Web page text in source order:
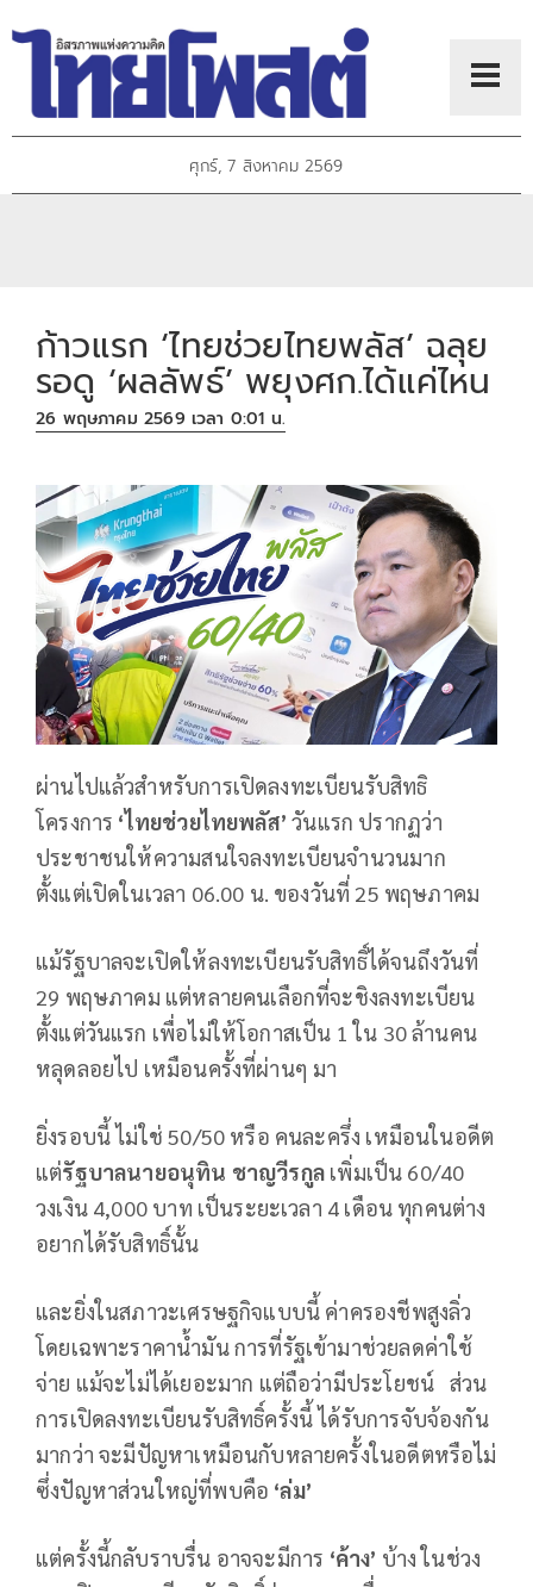
ศุกร์, 7 สิงหาคม 2569
ก้าวแรก ‘ไทยช่วยไทยพลัส’ ฉลุย
รอดู ‘ผลลัพธ์’ พยุงศก.ได้แค่ไหน
26 พฤษภาคม 2569 เวลา 0:01 น.
ผ่านไปแล้วสำหรับการเปิดลงทะเบียนรับสิทธิ
โครงการ ‘ไทยช่วยไทยพลัส’วันแรก ปรากฏว่า
ประชาชนให้ความสนใจลงทะเบียนจำนวนมาก
ตั้งแต่เปิดในเวลา 06.00 น. ของวันที่ 25 พฤษภาคม
แม้รัฐบาลจะเปิดให้ลงทะเบียนรับสิทธิ์ได้จนถึงวันที่
29 พฤษภาคม แต่หลายคนเลือกที่จะชิงลงทะเบียน
ตั้งแต่วันแรก เพื่อไม่ให้โอกาสเป็น 1 ใน 30 ล้านคน
หลุดลอยไป เหมือนครั้งที่ผ่านๆ มา
ยิ่งรอบนี้ ไม่ใช่ 50/50 หรือ คนละครึ่ง เหมือนในอดีต
แต่รัฐบาลนายอนุทิน ชาญวีรกูล เพิ่มเป็น 60/40
วงเงิน 4,000 บาท เป็นระยะเวลา 4 เดือน ทุกคนต่าง
อยากได้รับสิทธิ์นั้น
และยิ่งในสภาวะเศรษฐกิจแบบนี้ ค่าครองชีพสูงลิ่ว
โดยเฉพาะราคาน้ำมัน การที่รัฐเข้ามาช่วยลดค่าใช้
จ่าย แม้จะไม่ได้เยอะมาก แต่ถือว่ามีประโยชน์ ส่วน
การเปิดลงทะเบียนรับสิทธิ์ครั้งนี้ ได้รับการจับจ้องกัน
มากว่า จะมีปัญหาเหมือนกับหลายครั้งในอดีตหรือไม่
ซึ่งปัญหาส่วนใหญ่ที่พบคือ ‘ล่ม’
แต่ครั้งนี้กลับราบรื่น อาจจะมีการ ‘ค้าง’ บ้าง ในช่วง